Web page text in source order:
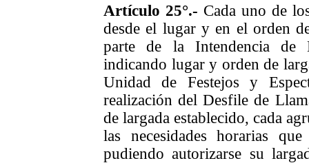
Artículo 25°.- Cada uno de
desde el lugar y en el orden
parte de la Intendencia de
indicando lugar y orden de
Unidad de Festejos y
realización del Desfile de
de largada establecido, cada
las necesidades horarias
pudiendo autorizarse su